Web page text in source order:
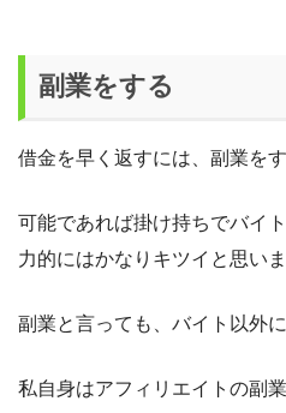
副業をする
借金を早く返すには、副業を
可能であれば掛け持ちでバイ
力的にはかなりキツイと思いま
副業と言っても、バイト以外
私自身はアフィリエイトの副